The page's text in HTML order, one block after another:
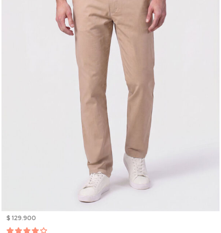
$ 129.900